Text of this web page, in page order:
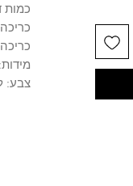
כמות
כריכה: 270-
מידות: 14.8X21 ס”מ
צבע: